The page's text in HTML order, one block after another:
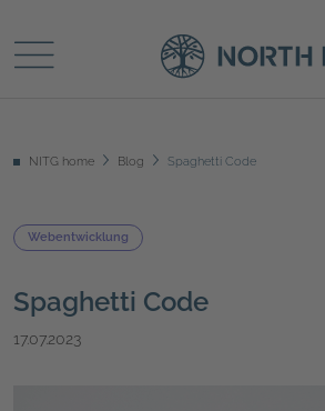
NITG home Blog Spaghetti Code
Webentwicklung
Spaghetti Code
17.07.2023